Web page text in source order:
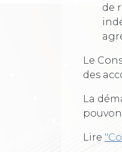
de
Le
des
La
Lire